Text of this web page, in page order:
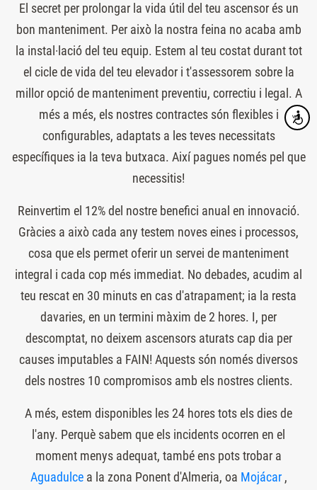
El secret per prolongar la vida útil del teu ascensor és un
bon manteniment. Per això la nostra feina no acaba amb
la instal·lació del teu equip. Estem al teu costat durant tot
el cicle de vida del teu elevador i t'assessorem sobre la
millor opció de manteniment preventiu, correctiu i legal. A
més a més, els nostres contractes són flexibles i
configurables, adaptats a les teves necessitats
específiques ia la teva butxaca. Així pagues només pel que
necessitis!
Reinvertim el 12% del nostre benefici anual en innovació.
Gràcies a això cada any testem noves eines i processos,
cosa que els permet oferir un servei de manteniment
integral i cada cop més immediat. No debades, acudim al
teu rescat en 30 minuts en cas d'atrapament; ia la resta
davaries, en un termini màxim de 2 hores. I, per
descomptat, no deixem ascensors aturats cap dia per
causes imputables a FAIN! Aquests són només diversos
dels nostres 10 compromisos amb els nostres clients.
A més, estem disponibles les 24 hores tots els dies de
l'any. Perquè sabem que els incidents ocorren en el
moment menys adequat, també ens pots trobar a
Aguadulcea la zona Ponent d'Almeria, oa Mojácar,